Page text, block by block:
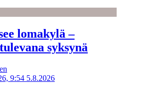
lomakylä –
syksynä
9:54 5.8.2026